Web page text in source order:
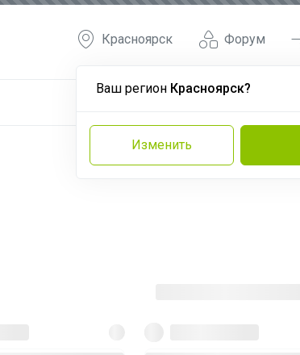
Форум
Красноярск
Ваш регион Красноярск?
Изменить